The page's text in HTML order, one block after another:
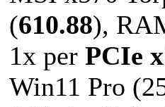
(610.88),
1x per PCIe
Win11 Pro